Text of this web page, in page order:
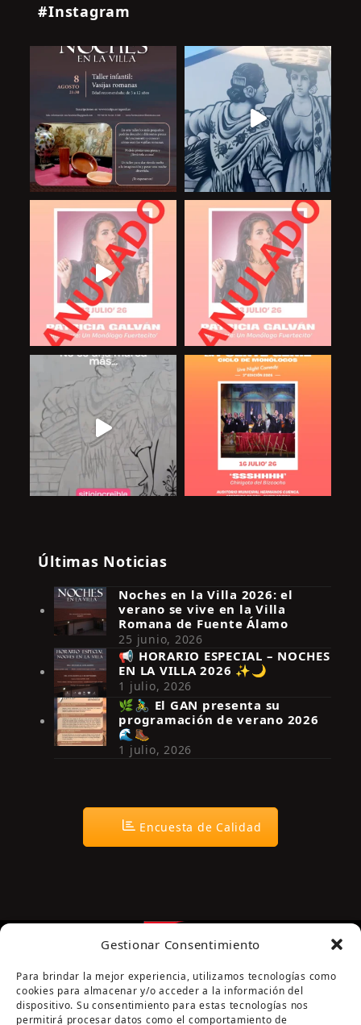
Gestionar Consentimiento
Para brindar la mejor experiencia, utilizamos tecnologías como
cookies para almacenar y/o acceder a la información del
dispositivo. Su consentimiento para estas tecnologías nos
permitirá procesar datos como el comportamiento de
#Instagram
Síguenos en Instagram
Últimas Noticias
Noches en la Villa 2026: el
verano se vive en la Villa
Romana de Fuente Álamo
25 junio, 2026
📢 HORARIO ESPECIAL – NOCHES
EN LA VILLA 2026 ✨🌙
1 julio, 2026
🌿🚴‍♂️ El GAN presenta su
programación de verano 2026
🌊🥾
1 julio, 2026
Encuesta de Calidad